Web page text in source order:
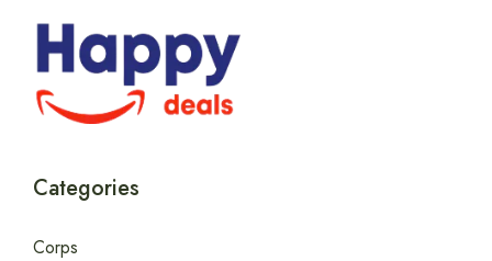
Categories
Corps